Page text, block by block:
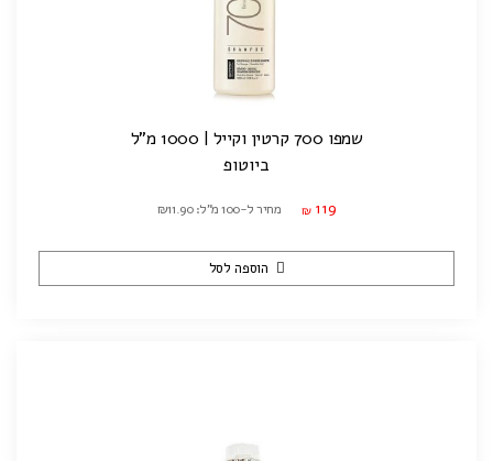
שמפו 700 קרטין וקייל | 1000 מ"ל
ביוטופ
₪ 119 מחיר ל-100 מ"ל: ₪11.90
הוספה לסל